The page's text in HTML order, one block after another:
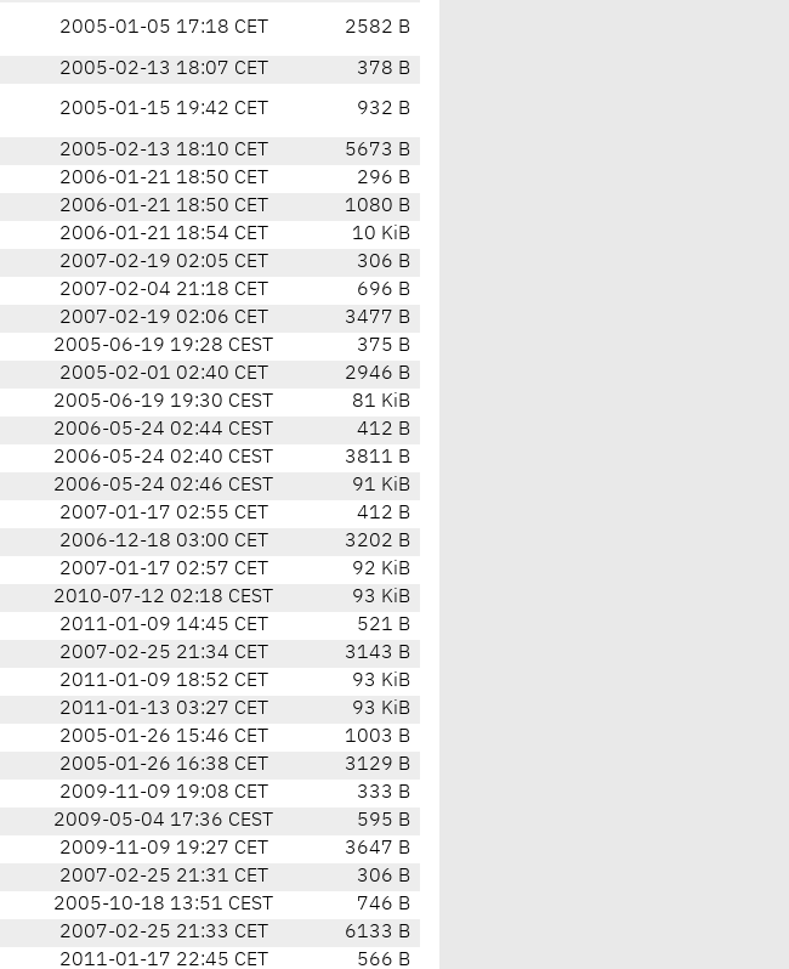
2005-01-05 17:18 CET 2582 B
2005-02-13 18:07 CET
378 B
2005-01-15 19:42 CET 932 B
2005-02-13 18:10 CET
5673 B
2006-01-21 18:50 CET
296 B
2006-01-21 18:50 CET
1080 B
2006-01-21 18:54 CET
10 KiB
2007-02-19 02:05 CET
306 B
2007-02-04 21:18 CET
696 B
2007-02-19 02:06 CET
3477 B
2005-06-19 19:28 CEST
375 B
2005-02-01 02:40 CET
2946 B
2005-06-19 19:30 CEST
81 KiB
2006-05-24 02:44 CEST
412 B
2006-05-24 02:40 CEST
3811 B
2006-05-24 02:46 CEST
91 KiB
2007-01-17 02:55 CET
412 B
2006-12-18 03:00 CET
3202 B
2007-01-17 02:57 CET
92 KiB
2010-07-12 02:18 CEST
93 KiB
2011-01-09 14:45 CET
521 B
2007-02-25 21:34 CET
3143 B
2011-01-09 18:52 CET
93 KiB
2011-01-13 03:27 CET
93 KiB
2005-01-26 15:46 CET
1003 B
2005-01-26 16:38 CET
3129 B
2009-11-09 19:08 CET
333 B
2009-05-04 17:36 CEST
595 B
2009-11-09 19:27 CET
3647 B
2007-02-25 21:31 CET
306 B
2005-10-18 13:51 CEST
746 B
2007-02-25 21:33 CET
6133 B
2011-01-17 22:45 CET 566 B